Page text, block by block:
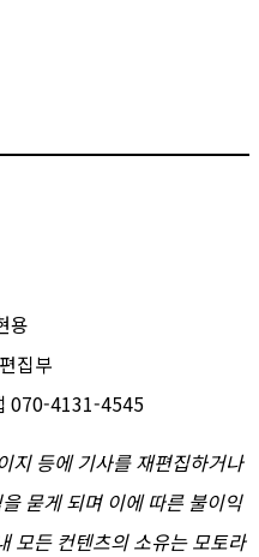
용
집부
070-4131-4545
지 등에 기사를 재편집하거나
묻게 되며 이에 따른 불이익
모든 컨텐츠의 소유는 모토라